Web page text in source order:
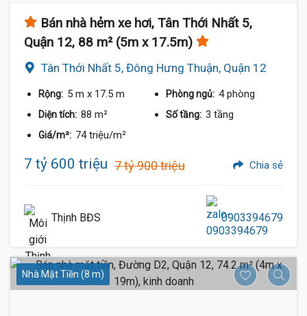
Bán nhà hẻm xe hơi, Tân Thới Nhất 5,
Quận 12, 88 m² (5m x 17.5m)
Tân Thới Nhất 5, Đông Hưng Thuận, Quận 12
Rộng: 5 m x 17.5 m Phòng ngủ: 4 phòng
Diện tích: 88 m² Số tầng: 3 tầng
Giá/m²: 74 triệu/m²
7 tỷ 600 triệu 7 tỷ 900 triệu Chia sẻ
Thịnh BĐS 0903394679
Nhà Mặt Tiền (8 m)